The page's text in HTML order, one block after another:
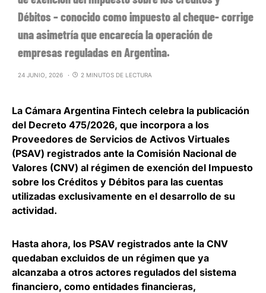
Débitos – conocido como impuesto al cheque- corrige
una asimetría que encarecía la operación de
empresas reguladas en Argentina.
24 JUNIO, 2026 2 MINUTOS DE LECTURA
La Cámara Argentina Fintech celebra la publicación
del Decreto 475/2026, que incorpora a los
Proveedores de Servicios de Activos Virtuales
(PSAV) registrados ante la Comisión Nacional de
Valores (CNV) al régimen de exención del Impuesto
sobre los Créditos y Débitos para las cuentas
utilizadas exclusivamente en el desarrollo de su
actividad.
Hasta ahora, los PSAV registrados ante la CNV
quedaban excluidos de un régimen que ya
alcanzaba a otros actores regulados del sistema
financiero, como entidades financieras,